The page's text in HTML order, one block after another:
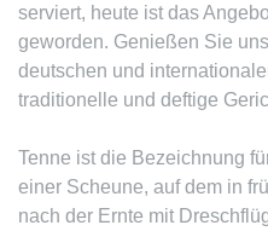
serviert, heute ist das
geworden. Genießen Sie
deutschen und
traditionelle und deftige
Tenne ist die Bezeichnung
einer Scheune, auf dem in
nach der Ernte mit